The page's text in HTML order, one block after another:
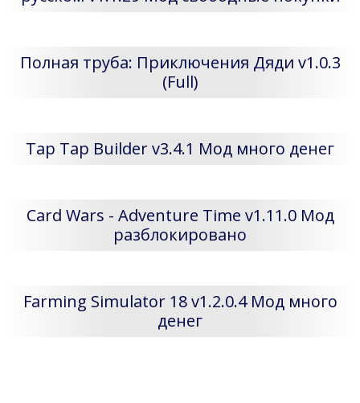
Полная труба: Приключения Дяди v1.0.3
(Full)
Tap Tap Builder v3.4.1 Мод много денег
Card Wars - Adventure Time v1.11.0 Мод
разблокировано
Farming Simulator 18 v1.2.0.4 Мод много
денег